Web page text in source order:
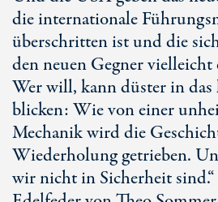
die internationale
überschritten ist und die
den neuen Gegner
Wer will, kann düster in das
blicken: Wie von einer
Mechanik wird die
Wiederholung getrieben.
wir nicht in Sicherheit